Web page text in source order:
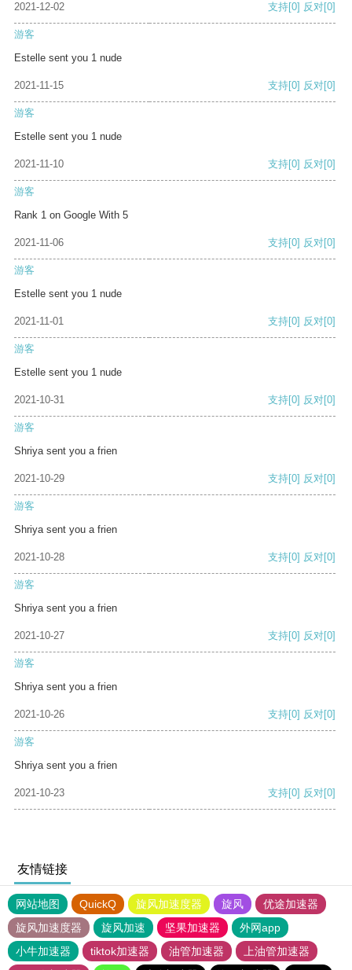
2021-12-02 支持[0] 反对[0]
游客
Estelle sent you 1 nude
2021-11-15 支持[0] 反对[0]
游客
Estelle sent you 1 nude
2021-11-10 支持[0] 反对[0]
游客
Rank 1 on Google With 5
2021-11-06 支持[0] 反对[0]
游客
Estelle sent you 1 nude
2021-11-01 支持[0] 反对[0]
游客
Estelle sent you 1 nude
2021-10-31 支持[0] 反对[0]
游客
Shriya sent you a frien
2021-10-29 支持[0] 反对[0]
游客
Shriya sent you a frien
2021-10-28 支持[0] 反对[0]
游客
Shriya sent you a frien
2021-10-27 支持[0] 反对[0]
游客
Shriya sent you a frien
2021-10-26 支持[0] 反对[0]
游客
Shriya sent you a frien
2021-10-23 支持[0] 反对[0]
友情链接
网站地图 QuickQ 旋风加速度器 旋风
优途加速器
旋风加速度器
旋风加速 坚果加速器
外网app
小牛加速器
tiktok加速器 油管加速器
上油管加速器